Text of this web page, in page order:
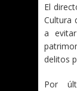
El
Cultura
a
delitos
Por